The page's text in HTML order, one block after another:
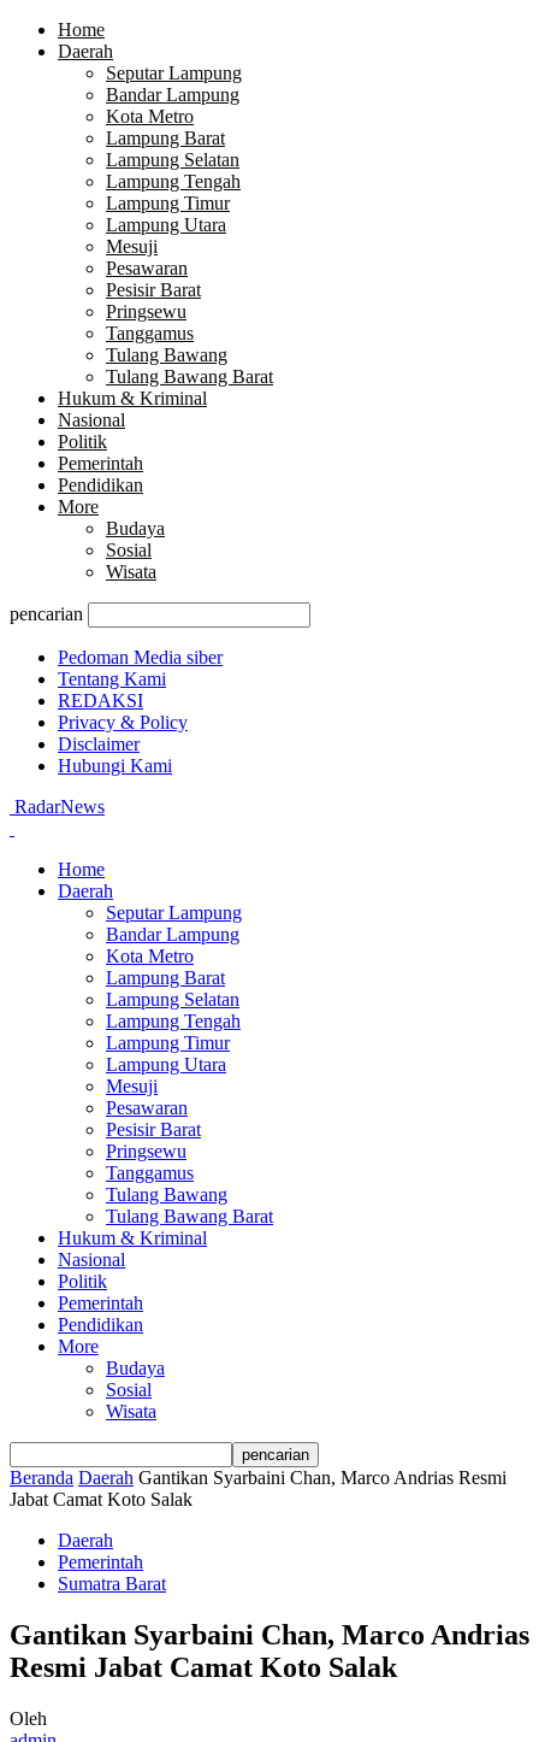
Home
Daerah
Seputar Lampung
Bandar Lampung
Kota Metro
Lampung Barat
Lampung Selatan
Lampung Tengah
Lampung Timur
Lampung Utara
Mesuji
Pesawaran
Pesisir Barat
Pringsewu
Tanggamus
Tulang Bawang
Tulang Bawang Barat
Hukum & Kriminal
Nasional
Politik
Pemerintah
Pendidikan
More
Budaya
Sosial
Wisata
pencarian
Pedoman Media siber
Tentang Kami
REDAKSI
Privacy & Policy
Disclaimer
Hubungi Kami
RadarNews
Home
Daerah
Seputar Lampung
Bandar Lampung
Kota Metro
Lampung Barat
Lampung Selatan
Lampung Tengah
Lampung Timur
Lampung Utara
Mesuji
Pesawaran
Pesisir Barat
Pringsewu
Tanggamus
Tulang Bawang
Tulang Bawang Barat
Hukum & Kriminal
Nasional
Politik
Pemerintah
Pendidikan
More
Budaya
Sosial
Wisata
Beranda Daerah Gantikan Syarbaini Chan, Marco Andrias Resmi
Jabat Camat Koto Salak
Daerah
Pemerintah
Sumatra Barat
Gantikan Syarbaini Chan, Marco Andrias
Resmi Jabat Camat Koto Salak
Oleh